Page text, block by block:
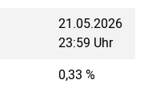
21.05.2026
23:59 Uhr
0,33 %